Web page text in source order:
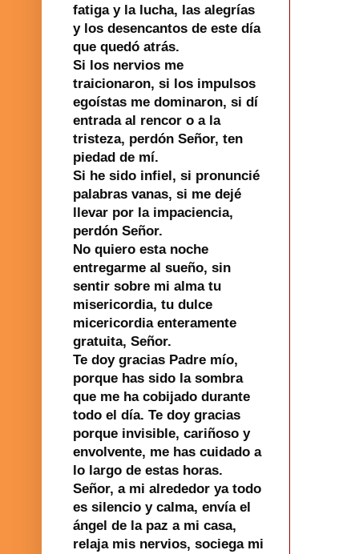
fatiga y la lucha, las alegrías
y los desencantos de este día
que quedó atrás.
Si los nervios me
traicionaron, si los impulsos
egoístas me dominaron, si dí
entrada al rencor o a la
tristeza, perdón Señor, ten
piedad de mí.
Si he sido infiel, si pronuncié
palabras vanas, si me dejé
llevar por la impaciencia,
perdón Señor.
No quiero esta noche
entregarme al sueño, sin
sentir sobre mi alma tu
misericordia, tu dulce
micericordia enteramente
gratuita, Señor.
Te doy gracias Padre mío,
porque has sido la sombra
que me ha cobijado durante
todo el día. Te doy gracias
porque invisible, cariñoso y
envolvente, me has cuidado a
lo largo de estas horas.
Señor, a mi alrededor ya todo
es silencio y calma, envía el
ángel de la paz a mi casa,
relaja mis nervios, sociega mi